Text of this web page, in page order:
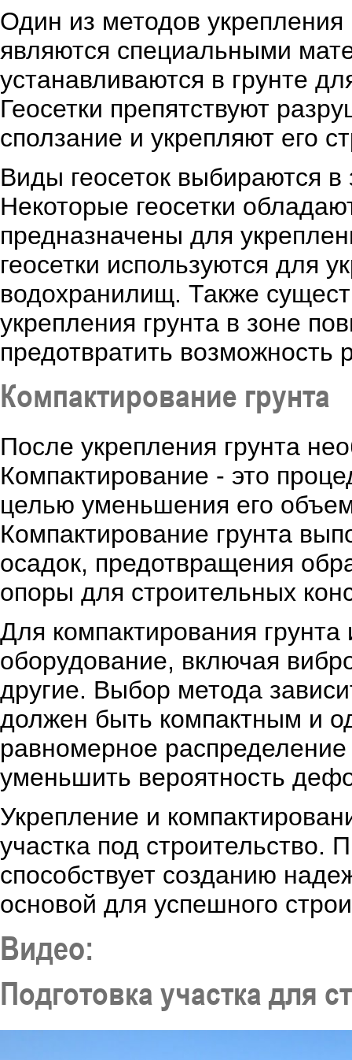
Один из методов укрепления
являются специальными
устанавливаются в грунте
Геосетки препятствуют
сползание и укрепляют его
Виды геосеток выбираются в
Некоторые геосетки
предназначены для
геосетки используются для
водохранилищ. Также
укрепления грунта в зоне
предотвратить
Компактирование грунта
После укрепления грунта
Компактирование - это
целью уменьшения его
Компактирование грунта
осадок, предотвращения
опоры для строительных
Для компактирования
оборудование, включая
другие. Выбор метода
должен быть компактным и
равномерное распределение
уменьшить вероятность
Укрепление и
участка под строительство.
способствует созданию
основой для успешного
Видео:
Подготовка участка для